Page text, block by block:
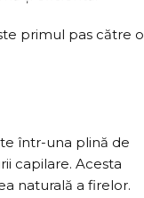
primul pas către o
într-una plină de
capilare. Acesta
naturală a firelor.